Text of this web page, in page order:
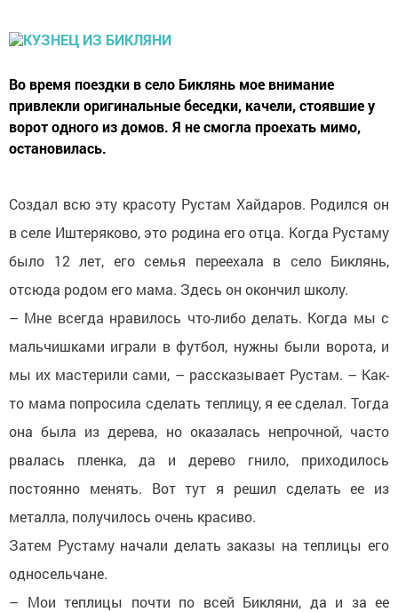
Во время поездки в село Биклянь мое внимание
привлекли оригинальные беседки, качели, стоявшие у
ворот одного из домов. Я не смогла проехать мимо,
остановилась.
Создал всю эту красоту Рустам Хайдаров. Родился он
в селе Иштеряково, это родина его отца. Когда Рустаму
было 12 лет, его семья переехала в село Биклянь,
отсюда родом его мама. Здесь он окончил школу.
– Мне всегда нравилось что-либо делать. Когда мы с
мальчишками играли в футбол, нужны были ворота, и
мы их мастерили сами, – рассказывает Рустам. – Как-
то мама попросила сделать теплицу, я ее сделал. Тогда
она была из дерева, но оказалась непрочной, часто
рвалась пленка, да и дерево гнило, приходилось
постоянно менять. Вот тут я решил сделать ее из
металла, получилось очень красиво.
Затем Рустаму начали делать заказы на теплицы его
односельчане.
– Мои теплицы почти по всей Бикляни, да и за ее